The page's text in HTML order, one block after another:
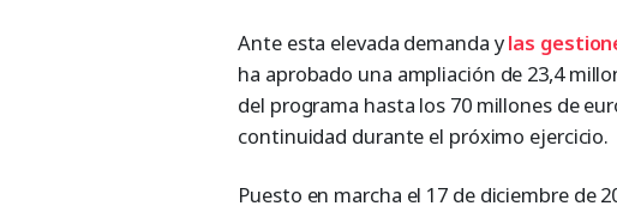
Ante esta elevada demanda ylas
ha aprobado una ampliación de 23,4
del programa hasta los 70 millones de
continuidad durante el próximo ejercicio.
Puesto en marcha el 17 de diciembre de